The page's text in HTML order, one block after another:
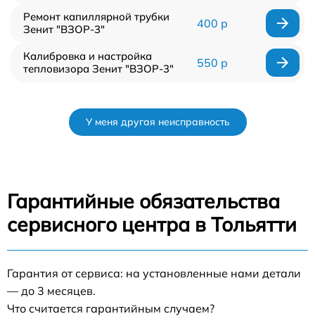
Ремонт капиллярной трубки
Зенит "ВЗОР-3"
400 р
Калибровка и настройка
тепловизора Зенит "ВЗОР-3"
550 р
У меня другая неисправность
Гарантийные обязательства
сервисного центра в Тольятти
Гарантия от сервиса: на установленные нами детали
— до 3 месяцев.
Что считается гарантийным случаем?